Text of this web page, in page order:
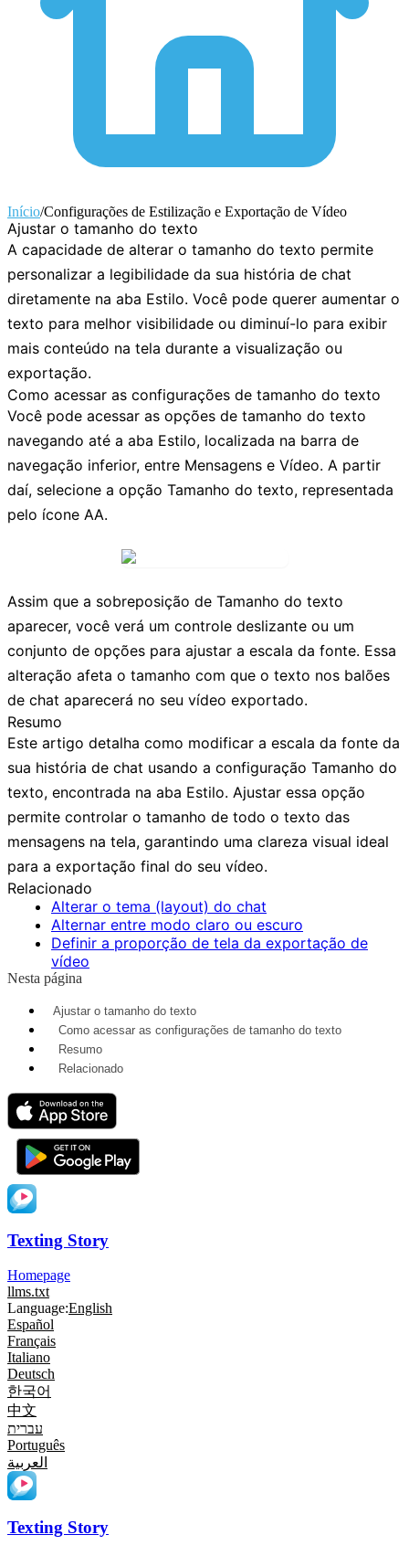
Início/Configurações de Estilização e Exportação de Vídeo
Ajustar o tamanho do texto
A capacidade de alterar o tamanho do texto permite
personalizar a legibilidade da sua história de chat
diretamente na aba Estilo. Você pode querer aumentar o
texto para melhor visibilidade ou diminuí-lo para exibir
mais conteúdo na tela durante a visualização ou
exportação.
Como acessar as configurações de tamanho do texto
Você pode acessar as opções de tamanho do texto
navegando até a aba Estilo, localizada na barra de
navegação inferior, entre Mensagens e Vídeo. A partir
daí, selecione a opção Tamanho do texto, representada
pelo ícone AA.
Assim que a sobreposição de Tamanho do texto
aparecer, você verá um controle deslizante ou um
conjunto de opções para ajustar a escala da fonte. Essa
alteração afeta o tamanho com que o texto nos balões
de chat aparecerá no seu vídeo exportado.
Resumo
Este artigo detalha como modificar a escala da fonte da
sua história de chat usando a configuração Tamanho do
texto, encontrada na aba Estilo. Ajustar essa opção
permite controlar o tamanho de todo o texto das
mensagens na tela, garantindo uma clareza visual ideal
para a exportação final do seu vídeo.
Relacionado
Alterar o tema (layout) do chat
Alternar entre modo claro ou escuro
Definir a proporção de tela da exportação de
vídeo
Nesta página
Ajustar o tamanho do texto
Como acessar as configurações de tamanho do texto
Resumo
Relacionado
Texting Story
Homepage
llms.txt
Language:English
Español
Français
Italiano
Deutsch
한국어
中文
עברית
Português
العربية
Texting Story